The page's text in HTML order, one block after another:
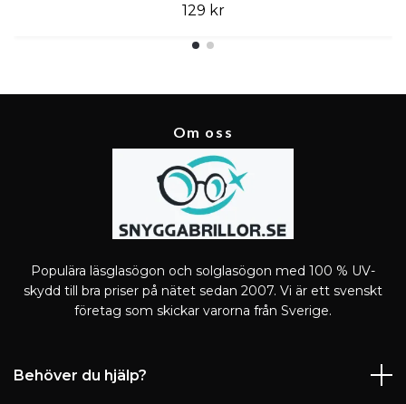
129 kr
Om oss
Populära läsglasögon och solglasögon med 100 % UV-
skydd till bra priser på nätet sedan 2007. Vi är ett svenskt
företag som skickar varorna från Sverige.
Behöver du hjälp?